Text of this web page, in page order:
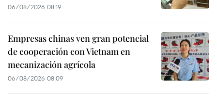
06/08/2026 08:19
Empresas chinas ven gran potencial
de cooperación con Vietnam en
mecanización agrícola
06/08/2026 08:09